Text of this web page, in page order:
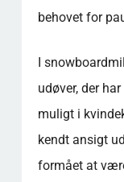
behovet for
I
udøver, der
muligt i
kendt ansigt
formået at